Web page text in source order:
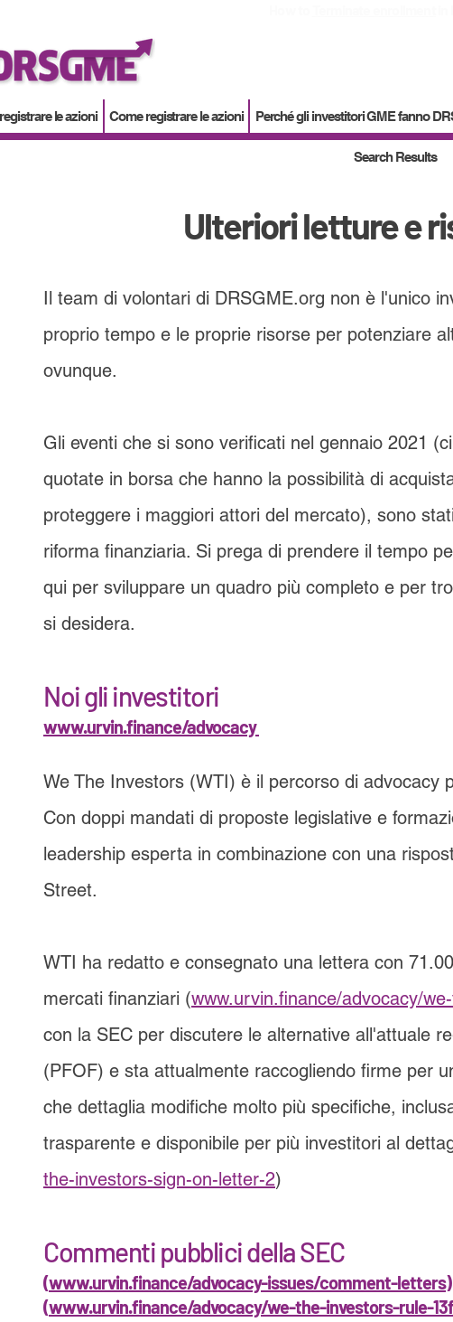
le azioni Come registrare le azioni Perché gli investitori GME fanno
Search Results
Ulteriori letture e
Il team di volontari di DRSGME.org non è l'unico
proprio tempo e le proprie risorse per potenziare
ovunque.
Gli eventi che si sono verificati nel gennaio 2021
quotate in borsa che hanno la possibilità di
proteggere i maggiori attori del mercato), sono
riforma finanziaria. Si prega di prendere il tempo
qui per sviluppare un quadro più completo e per
si desidera.
Noi gli investitori
www.urvin.finance/advocacy
We The Investors (WTI) è il percorso di advocacy
Con doppi mandati di proposte legislative e
leadership esperta in combinazione con una
Street.
WTI ha redatto e consegnato una lettera con
mercati finanziari (www.urvin.finance/advocacy/
con la SEC per discutere le alternative all'attuale
(PFOF) e sta attualmente raccogliendo firme per
che dettaglia modifiche molto più specifiche,
trasparente e disponibile per più investitori al
the-investors-sign-on-letter-2)
Commenti pubblici della SEC
(www.urvin.finance/advocacy-issues/comment-letters)
(www.urvin.finance/advocacy/we-the-investors-rule-